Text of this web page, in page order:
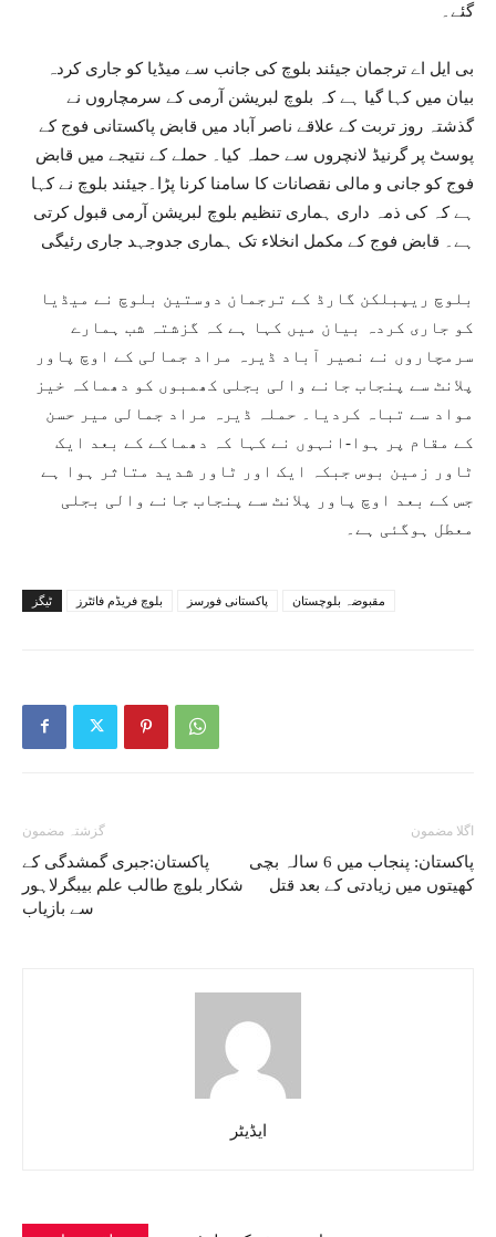
گئے۔
بی ایل اے ترجمان جیئند بلوچ کی جانب سے میڈیا کو جاری کردہ
بیان میں کہا گیا ہے کہ بلوچ لبریشن آرمی کے سرمچاروں نے
گذشتہ روز تربت کے علاقے ناصر آباد میں قابض پاکستانی فوج کے
پوسٹ پر گرنیڈ لانچروں سے حملہ کیا۔ حملے کے نتیجے میں قابض
فوج کو جانی و مالی نقصانات کا سامنا کرنا پڑا۔جیئند بلوچ نے کہا
ہے کہ کی ذمہ داری ہماری تنظیم بلوچ لبریشن آرمی قبول کرتی
ہے۔ قابض فوج کے مکمل انخلاء تک ہماری جدوجہد جاری رئیگی
بلوچ ریپبلکن گارڈ کے ترجمان دوستین بلوچ نے میڈیا
کو جاری کردہ بیان میں کہا ہے کہ گزشتہ شب ہمارے
سرمچاروں نے نصیر آباد ڈیرہ مراد جمالی کے اوچ پاور
پلانٹ سے پنجاب جانے والی بجلی کھمبوں کو دھماکہ خیز
مواد سے تباہ کردیا۔ حملہ ڈیرہ مراد جمالی میر حسن
کے مقام پر ہوا-انہوں نے کہا کہ دھماکے کے بعد ایک
ٹاور زمین بوس جبکہ ایک اور ٹاور شدید متاثر ہوا ہے
جس کے بعد اوچ پاور پلانٹ سے پنجاب جانے والی بجلی
معطل ہوگئی ہے۔
ٹیگز بلوچ فریڈم فائٹرز پاکستانی فورسز مقبوضہ بلوچستان
گزشتہ مضمون
پاکستان:جبری گمشدگی کے
شکار بلوچ طالب علم بیبگرلاہور
سے بازیاب
اگلا مضمون
پاکستان: پنجاب میں 6 سالہ بچی
کھیتوں میں زیادتی کے بعد قتل
ایڈیٹر